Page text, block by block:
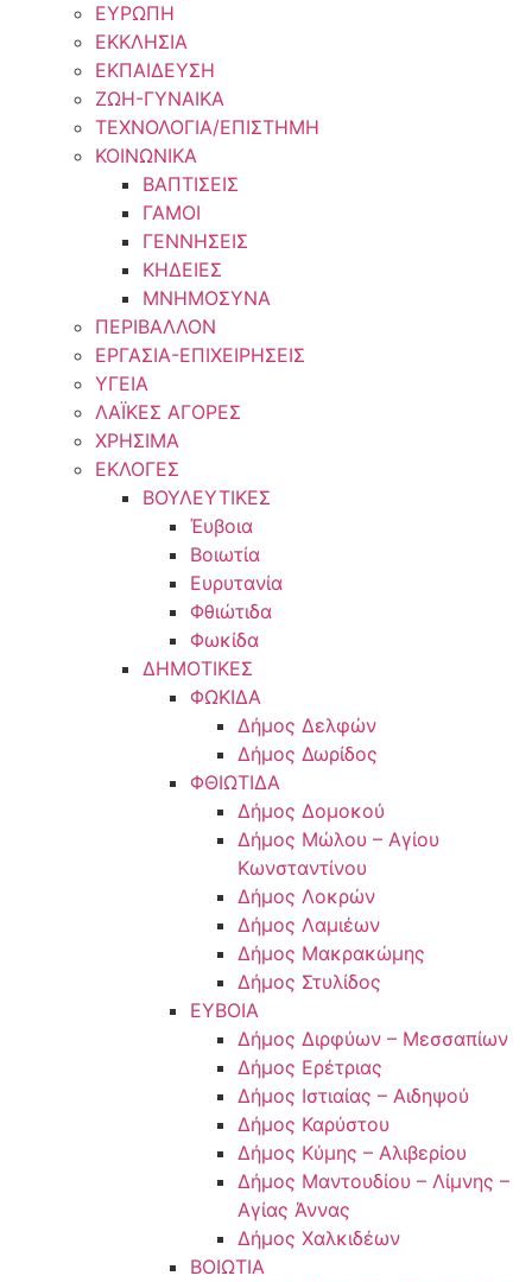
ΕΥΡΩΠΗ
ΕΚΚΛΗΣΙΑ
ΕΚΠΑΙΔΕΥΣΗ
ΖΩΗ-ΓΥΝΑΙΚΑ
ΤΕΧΝΟΛΟΓΙΑ/ΕΠΙΣΤΗΜΗ
ΚΟΙΝΩΝΙΚΑ
ΒΑΠΤΙΣΕΙΣ
ΓΑΜΟΙ
ΓΕΝΝΗΣΕΙΣ
ΚΗΔΕΙΕΣ
ΜΝΗΜΟΣΥΝΑ
ΠΕΡΙΒΑΛΛΟΝ
ΕΡΓΑΣΙΑ-ΕΠΙΧΕΙΡΗΣΕΙΣ
ΥΓΕΙΑ
ΛΑΪΚΕΣ ΑΓΟΡΕΣ
ΧΡΗΣΙΜΑ
ΕΚΛΟΓΕΣ
ΒΟΥΛΕΥΤΙΚΕΣ
Έυβοια
Βοιωτία
Ευρυτανία
Φθιώτιδα
Φωκίδα
ΔΗΜΟΤΙΚΕΣ
ΦΩΚΙΔΑ
Δήμος Δελφών
Δήμος Δωρίδος
ΦΘΙΩΤΙΔΑ
Δήμος Δομοκού
Δήμος Μώλου – Αγίου
Κωνσταντίνου
Δήμος Λοκρών
Δήμος Λαμιέων
Δήμος Μακρακώμης
Δήμος Στυλίδος
ΕΥΒΟΙΑ
Δήμος Διρφύων – Μεσσαπίων
Δήμος Ερέτριας
Δήμος Ιστιαίας – Αιδηψού
Δήμος Καρύστου
Δήμος Κύμης – Αλιβερίου
Δήμος Μαντουδίου – Λίμνης –
Αγίας Άννας
Δήμος Χαλκιδέων
ΒΟΙΩΤΙΑ